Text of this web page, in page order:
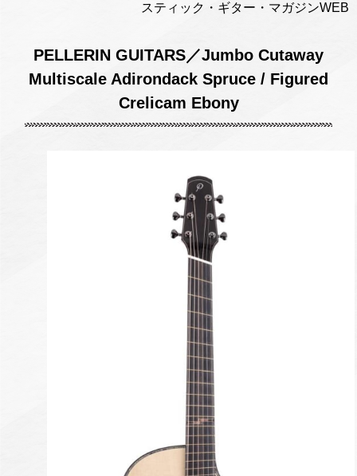
スティック・ギター・マガジンWEB
PELLERIN GUITARS／Jumbo Cutaway
Multiscale Adirondack Spruce / Figured
Crelicam Ebony